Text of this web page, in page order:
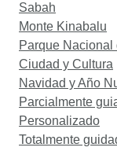
Sabah
Monte Kinabalu
Parque Nacional
Ciudad y Cultura
Navidad y Año
Parcialmente
Personalizado
Totalmente